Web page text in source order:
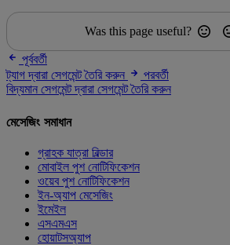
Was this page useful?
পূর্ববর্তী
ট্যাগ দ্বারা সেগমেন্ট তৈরি করুন
পরবর্তী
বিদ্যমান সেগমেন্ট দ্বারা সেগমেন্ট তৈরি করুন
মেসেজিং সমাধান
গ্রাহক যাত্রা বিল্ডার
মোবাইল পুশ নোটিফিকেশন
ওয়েব পুশ নোটিফিকেশন
ইন-অ্যাপ মেসেজিং
ইমেইল
এসএমএস
হোয়াটসঅ্যাপ